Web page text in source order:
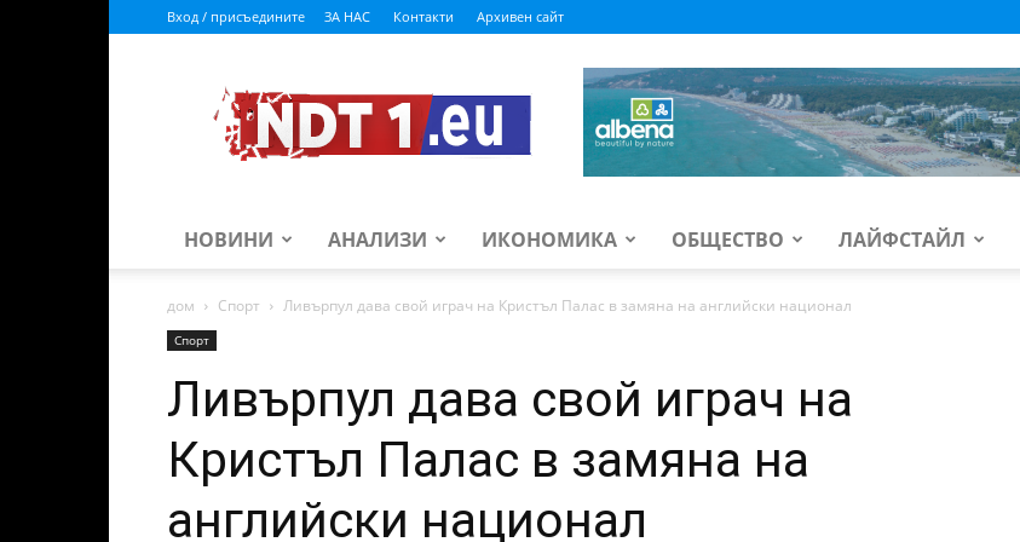
Вход / присъедините ЗА НАС Контакти Архивен сайт
НОВИНИ АНАЛИЗИ ИКОНОМИКА ОБЩЕСТВО ЛАЙФСТАЙЛ
дом Спорт Ливърпул дава свой играч на Кристъл Палас в замяна на английски национал
Спорт
Ливърпул дава свой играч на
Кристъл Палас в замяна на
английски национал